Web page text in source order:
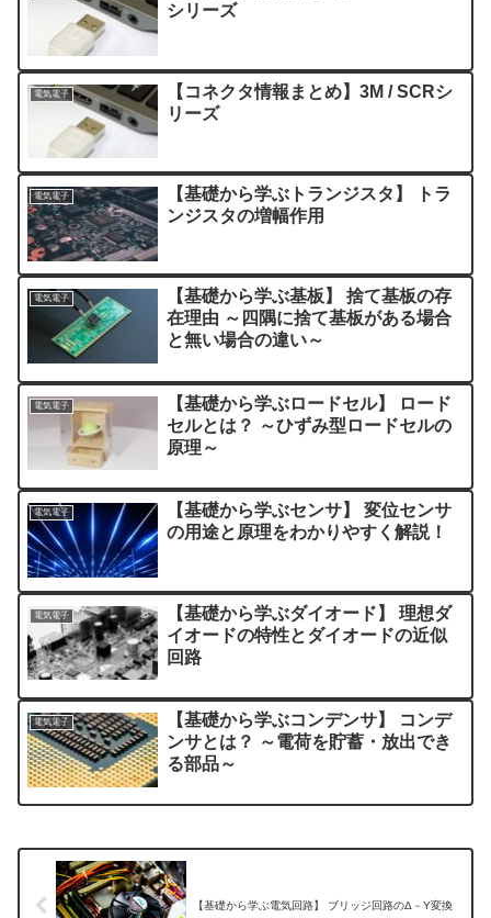
シリーズ
電気電子
【コネクタ情報まとめ】3M / SCRシ
リーズ
電気電子
【基礎から学ぶトランジスタ】 トラ
ンジスタの増幅作用
電気電子
【基礎から学ぶ基板】 捨て基板の存
在理由 ～四隅に捨て基板がある場合
と無い場合の違い～
電気電子
【基礎から学ぶロードセル】 ロード
セルとは？ ～ひずみ型ロードセルの
原理～
電気電子
【基礎から学ぶセンサ】 変位センサ
の用途と原理をわかりやすく解説！
電気電子
【基礎から学ぶダイオード】 理想ダ
イオードの特性とダイオードの近似
回路
電気電子
【基礎から学ぶコンデンサ】 コンデ
ンサとは？ ～電荷を貯蓄・放出でき
る部品～
【基礎から学ぶ電気回路】 ブリッジ回路のΔ－Y変換